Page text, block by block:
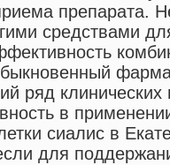
препарата.
средствами
ряд клинических
в
сиалис в
для